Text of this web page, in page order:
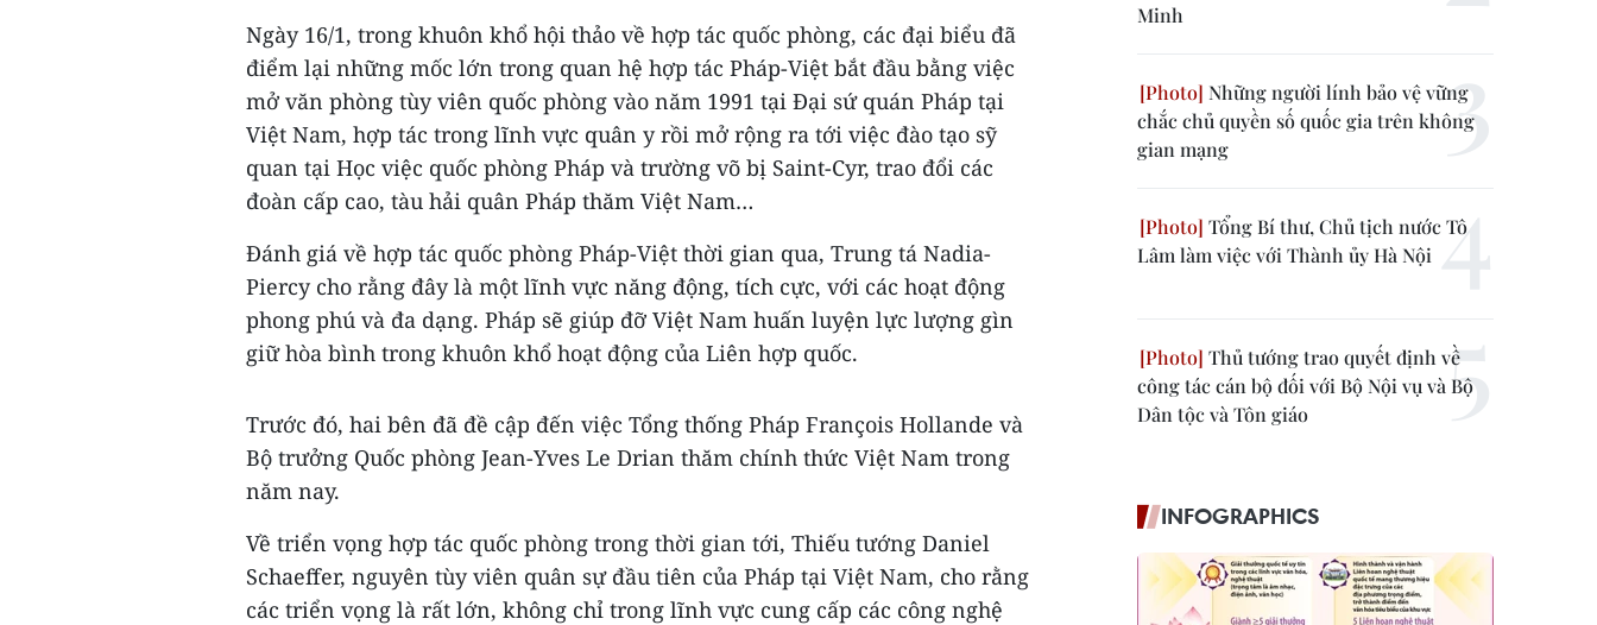
Ngày 16/1, trong khuôn khổ hội thảo về hợp tác quốc phòng, các đại biểu đã
điểm lại những mốc lớn trong quan hệ hợp tác Pháp-Việt bắt đầu bằng việc
mở văn phòng tùy viên quốc phòng vào năm 1991 tại Đại sứ quán Pháp tại
Việt Nam, hợp tác trong lĩnh vực quân y rồi mở rộng ra tới việc đào tạo sỹ
quan tại Học việc quốc phòng Pháp và trường võ bị Saint-Cyr, trao đổi các
đoàn cấp cao, tàu hải quân Pháp thăm Việt Nam…
Đánh giá về hợp tác quốc phòng Pháp-Việt thời gian qua, Trung tá Nadia-
Piercy cho rằng đây là một lĩnh vực năng động, tích cực, với các hoạt động
phong phú và đa dạng. Pháp sẽ giúp đỡ Việt Nam huấn luyện lực lượng gìn
giữ hòa bình trong khuôn khổ hoạt động của Liên hợp quốc.
Trước đó, hai bên đã đề cập đến việc Tổng thống Pháp François Hollande và
Bộ trưởng Quốc phòng Jean-Yves Le Drian thăm chính thức Việt Nam trong
năm nay.
Về triển vọng hợp tác quốc phòng trong thời gian tới, Thiếu tướng Daniel
Schaeffer, nguyên tùy viên quân sự đầu tiên của Pháp tại Việt Nam, cho rằng
các triển vọng là rất lớn, không chỉ trong lĩnh vực cung cấp các công nghệ
Minh
Những người lính bảo vệ vững
chắc chủ quyền số quốc gia trên không
gian mạng
Tổng Bí thư, Chủ tịch nước Tô
Lâm làm việc với Thành ủy Hà Nội
Thủ tướng trao quyết định về
công tác cán bộ đối với Bộ Nội vụ và Bộ
Dân tộc và Tôn giáo
INFOGRAPHICS